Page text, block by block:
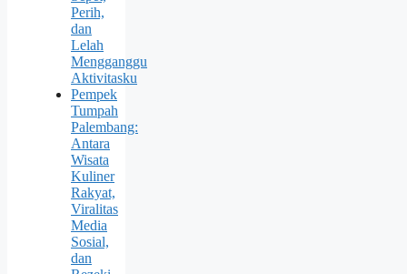
Perih,
dan
Lelah
Mengganggu
Aktivitasku
Pempek
Tumpah
Palembang:
Antara
Wisata
Kuliner
Rakyat,
Viralitas
Media
Sosial,
dan